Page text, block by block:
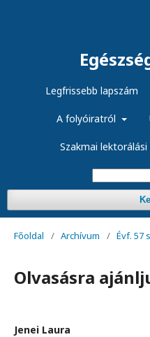
Legfrissebb lapszám
A folyóiratról
Szakmai
Főoldal / Archívum / Évf. 57
Olvasásra
Jenei Laura